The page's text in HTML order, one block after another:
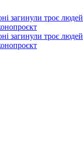
загинули троє людей
загинули троє людей